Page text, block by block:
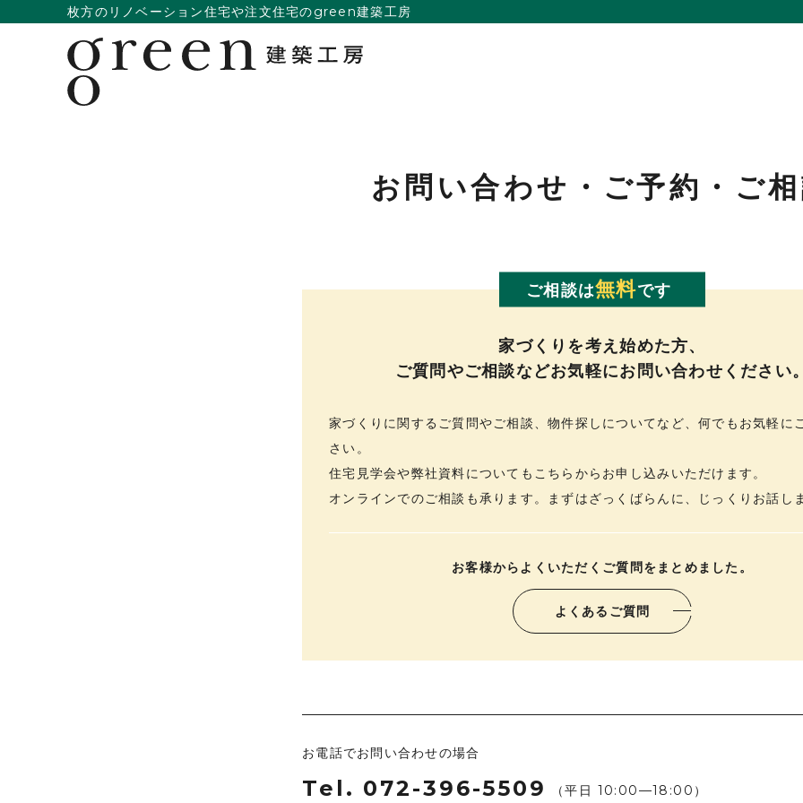
私たちの想い
会社概要
お知らせ
ブログ
リノベーション
お問い合わせ
採用情報
よくあるご質問
枚方のリノベーション住宅や注文住宅のgreen建築工房
お問い合わせ・ ご予約・ご
ご相談は無料です
家づくりを考え始めた方、
ご質問やご相談などお気軽にお問い合わせください。
家づくりに関するご質問やご相談、物件探しについてなど、何でもお気軽に
さい。
住宅見学会や弊社資料についてもこちらからお申し込みいただけます。
オンラインでのご相談も承ります。まずはざっくばらんに、じっくりお話し
お客様からよくいただくご質問をまとめました。
よくあるご質問
お電話でお問い合わせの場合
Tel. 072-396-5509 （平日 10:00­­—18:00）